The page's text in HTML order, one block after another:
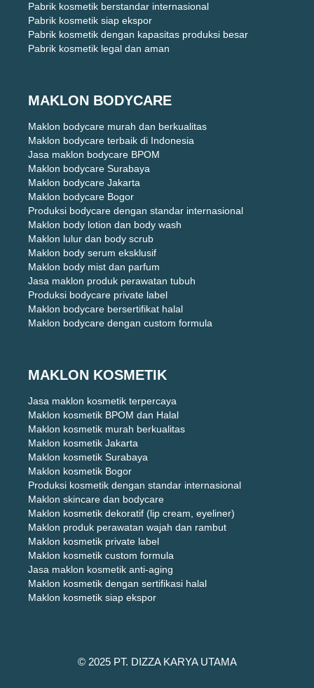
Pabrik kosmetik berstandar internasional
Pabrik kosmetik siap ekspor
Pabrik kosmetik dengan kapasitas produksi besar
Pabrik kosmetik legal dan aman
MAKLON BODYCARE
Maklon bodycare murah dan berkualitas
Maklon bodycare terbaik di Indonesia
Jasa maklon bodycare BPOM
Maklon bodycare Surabaya
Maklon bodycare Jakarta
Maklon bodycare Bogor
Produksi bodycare dengan standar internasional
Maklon body lotion dan body wash
Maklon lulur dan body scrub
Maklon body serum eksklusif
Maklon body mist dan parfum
Jasa maklon produk perawatan tubuh
Produksi bodycare private label
Maklon bodycare bersertifikat halal
Maklon bodycare dengan custom formula
MAKLON KOSMETIK
Jasa maklon kosmetik terpercaya
Maklon kosmetik BPOM dan Halal
Maklon kosmetik murah berkualitas
Maklon kosmetik Jakarta
Maklon kosmetik Surabaya
Maklon kosmetik Bogor
Produksi kosmetik dengan standar internasional
Maklon skincare dan bodycare
Maklon kosmetik dekoratif (lip cream, eyeliner)
Maklon produk perawatan wajah dan rambut
Maklon kosmetik private label
Maklon kosmetik custom formula
Jasa maklon kosmetik anti-aging
Maklon kosmetik dengan sertifikasi halal
Maklon kosmetik siap ekspor
© 2025 PT. DIZZA KARYA UTAMA